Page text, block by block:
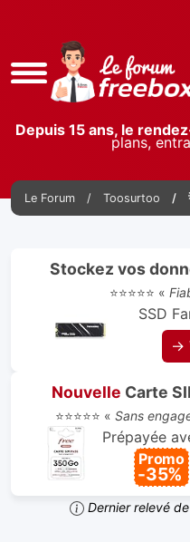
Accès
rapide
Depuis 15 ans, le
plans,
Le Forum Toosurtoo
Stockez vos
⭐⭐⭐⭐⭐ «
SSD
→
Nouvelle Carte
⭐⭐⭐⭐⭐ « Sans
Prépayée
Promo
-35%
Dernier relevé